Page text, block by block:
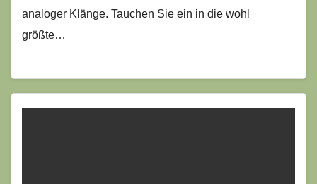
analoger Klänge. Tauchen Sie ein in die wohl
größte…